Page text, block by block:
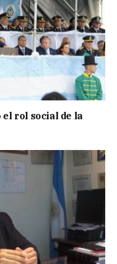
el rol social de la